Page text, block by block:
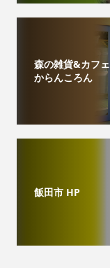
森の雑貨&カフェ
からんころん
飯田市 HP